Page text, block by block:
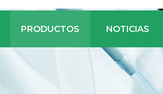
PRODUCTOS NOTICIAS